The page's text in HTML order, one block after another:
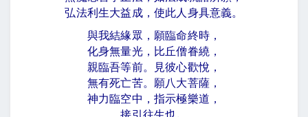
弘法利生大益成，使此人身具意義。
與我結緣眾，願臨命終時，
化身無量光，比丘僧眷繞，
親臨吾等前。見彼心歡悅，
無有死亡苦。願八大菩薩，
神力臨空中，指示極樂道，